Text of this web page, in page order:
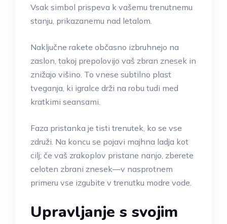
Vsak simbol prispeva k vašemu trenutnemu
stanju, prikazanemu nad letalom.
Naključne rakete občasno izbruhnejo na
zaslon, takoj prepolovijo vaš zbran znesek in
znižajo višino. To vnese subtilno plast
tveganja, ki igralce drži na robu tudi med
kratkimi seansami.
Faza pristanka je tisti trenutek, ko se vse
združi. Na koncu se pojavi majhna ladja kot
cilj; če vaš zrakoplov pristane nanjo, zberete
celoten zbrani znesek—v nasprotnem
primeru vse izgubite v trenutku modre vode.
Upravljanje s svojim